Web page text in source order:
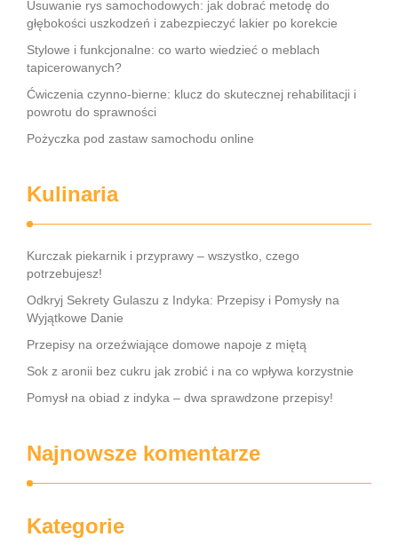
Usuwanie rys samochodowych: jak dobrać metodę do
głębokości uszkodzeń i zabezpieczyć lakier po korekcie
Stylowe i funkcjonalne: co warto wiedzieć o meblach
tapicerowanych?
Ćwiczenia czynno-bierne: klucz do skutecznej rehabilitacji i
powrotu do sprawności
Pożyczka pod zastaw samochodu online
Kulinaria
Kurczak piekarnik i przyprawy – wszystko, czego
potrzebujesz!
Odkryj Sekrety Gulaszu z Indyka: Przepisy i Pomysły na
Wyjątkowe Danie
Przepisy na orzeźwiające domowe napoje z miętą
Sok z aronii bez cukru jak zrobić i na co wpływa korzystnie
Pomysł na obiad z indyka – dwa sprawdzone przepisy!
Najnowsze komentarze
Kategorie